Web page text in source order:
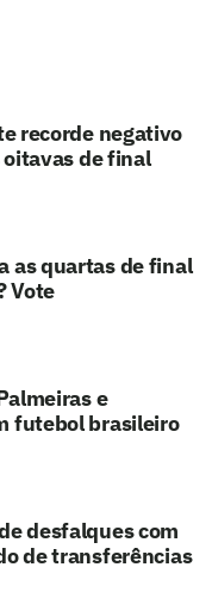
recorde negativo
oitavas de final
as quartas de final
Vote
e
futebol brasileiro
desfalques com
de transferências